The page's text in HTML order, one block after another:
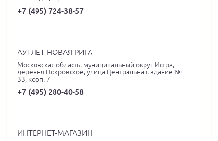
+7 (495) 724-38-57
АУТЛЕТ НОВАЯ РИГА
Московская область, муниципальный округ Истра,
деревня Покровское, улица Центральная, здание №
33, корп. 7
+7 (495) 280-40-58
ИНТЕРНЕТ-МАГАЗИН